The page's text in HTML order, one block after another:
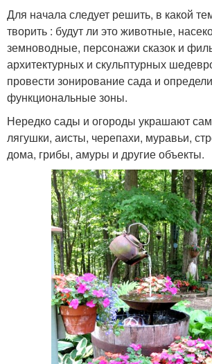
Для начала следует решить, в какой
творить : будут ли это животные,
земноводные, персонажи сказок и
архитектурных и скульптурных
провести зонирование сада и
функциональные зоны.
Нередко сады и огороды украшают
лягушки, аисты, черепахи, муравьи,
дома, грибы, амуры и другие объекты.